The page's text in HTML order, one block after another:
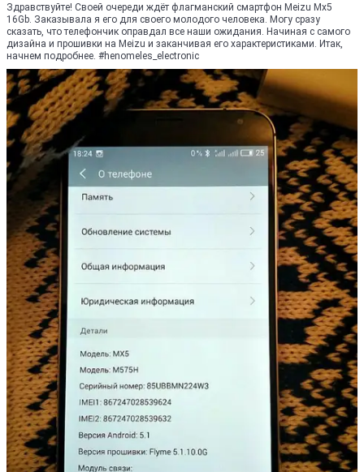
Здравствуйте! Своей очереди ждёт флагманский смартфон Meizu Mx5
16Gb. Заказывала я его для своего молодого человека. Могу сразу
сказать, что телефончик оправдал все наши ожидания. Начиная с самого
дизайна и прошивки на Meizu и заканчивая его характеристиками. Итак,
начнем подробнее. #henomeles_electronic